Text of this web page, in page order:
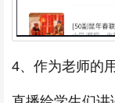
4、作为老师的